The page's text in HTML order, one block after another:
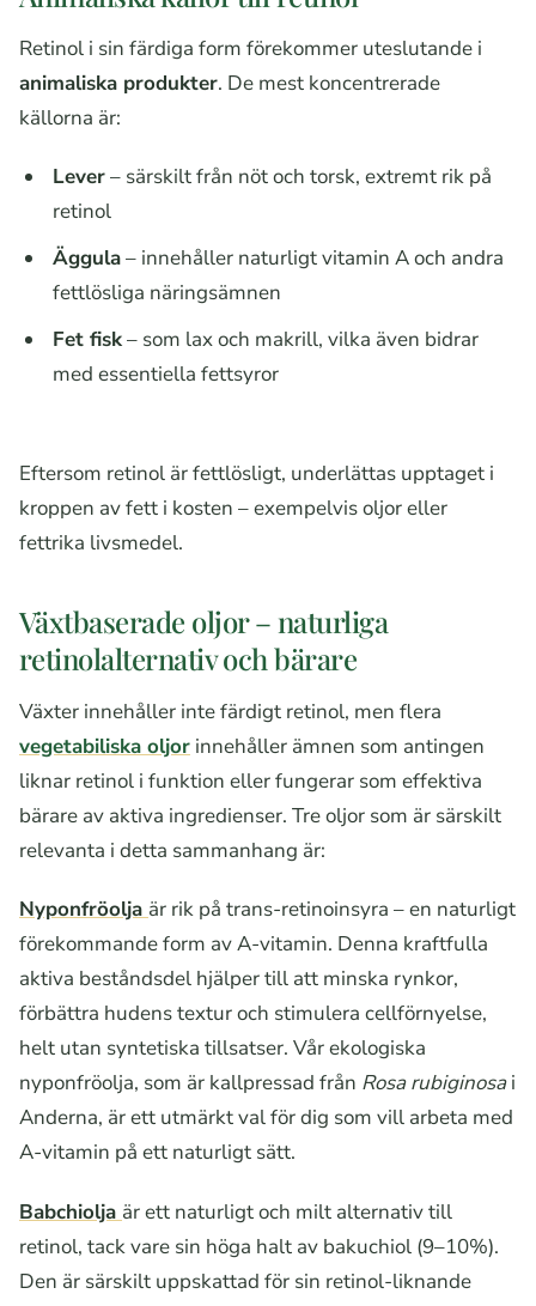
Retinol i sin färdiga form förekommer uteslutande i
animaliska produkter. De mest koncentrerade
källorna är:
Lever– särskilt från nöt och torsk, extremt rik på
retinol
Äggula– innehåller naturligt vitamin A och andra
fettlösliga näringsämnen
Fet fisk– som lax och makrill, vilka även bidrar
med essentiella fettsyror
Eftersom retinol är fettlösligt, underlättas upptaget i
kroppen av fett i kosten – exempelvis oljor eller
fettrika livsmedel.
Växtbaserade oljor – naturliga
retinolalternativ och bärare
Växter innehåller inte färdigt retinol, men flera
vegetabiliska oljor innehåller ämnen som antingen
liknar retinol i funktion eller fungerar som effektiva
bärare av aktiva ingredienser. Tre oljor som är särskilt
relevanta i detta sammanhang är:
Nyponfröolja är rik på trans-retinoinsyra – en naturligt
förekommande form av A-vitamin. Denna kraftfulla
aktiva beståndsdel hjälper till att minska rynkor,
förbättra hudens textur och stimulera cellförnyelse,
helt utan syntetiska tillsatser. Vår ekologiska
nyponfröolja, som är kallpressad från Rosa rubiginosai
Anderna, är ett utmärkt val för dig som vill arbeta med
A-vitamin på ett naturligt sätt.
Babchiolja är ett naturligt och milt alternativ till
retinol, tack vare sin höga halt av bakuchiol (9–10%).
Den är särskilt uppskattad för sin retinol-liknande